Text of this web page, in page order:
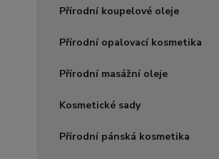
Přírodní koupelové oleje
Přírodní opalovací kosmetika
Přírodní masážní oleje
Kosmetické sady
Přírodní pánská kosmetika